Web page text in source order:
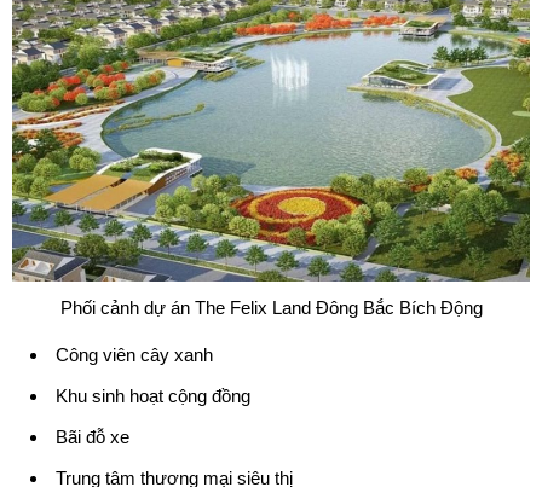
Phối cảnh dự án The Felix Land Đông Bắc Bích Động
Công viên cây xanh
Khu sinh hoạt cộng đồng
Bãi đỗ xe
Trung tâm thương mại siêu thị